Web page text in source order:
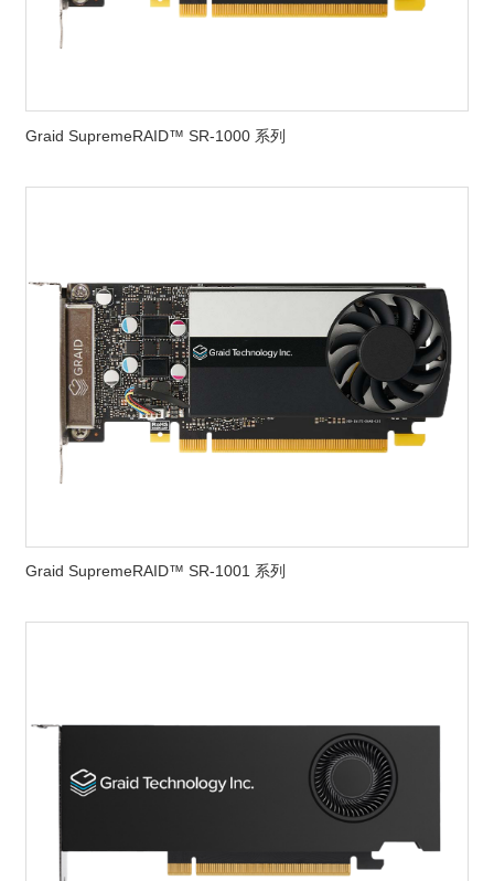
Graid SupremeRAID™ SR-1000 系列
Graid SupremeRAID™ SR-1001 系列